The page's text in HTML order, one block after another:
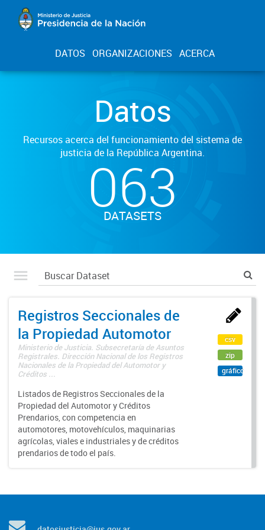
DATOS ORGANIZACIONES ACERCA
Datos
Recursos acerca del funcionamiento del sistema de
justicia de la República Argentina.
063
DATASETS
Registros Seccionales de
la Propiedad Automotor
Ministerio de Justicia. Subsecretaría de Asuntos
Registrales. Dirección Nacional de los Registros
Nacionales de la Propiedad del Automotor y
Créditos ...
Listados de Registros Seccionales de la
Propiedad del Automotor y Créditos
Prendarios, con competencia en
automotores, motovehículos, maquinarias
agrícolas, viales e industriales y de créditos
prendarios de todo el país.
csv
zip
gráfico